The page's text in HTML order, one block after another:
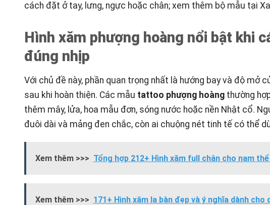
cách đặt ở tay, lưng, ngực hoặc chân; xem thêm bộ mẫu tại
Hình xăm phượng hoàng nổi bật khi
đúng nhịp
Với chủ đề này, phần quan trọng nhất là hướng bay và độ mở
sau khi hoàn thiện. Các mẫu tattoo phượng hoàng thường
thêm mây, lửa, hoa mẫu đơn, sóng nước hoặc nền Nhật cổ.
đuôi dài và mảng đen chắc, còn ai chuộng nét tinh tế có thể
Xem thêm >>> Tổng hợp 212+ Hình xăm full chân cho nam
Xem thêm >>> 171+ Hình xăm la bàn đẹp và ý nghĩa dành